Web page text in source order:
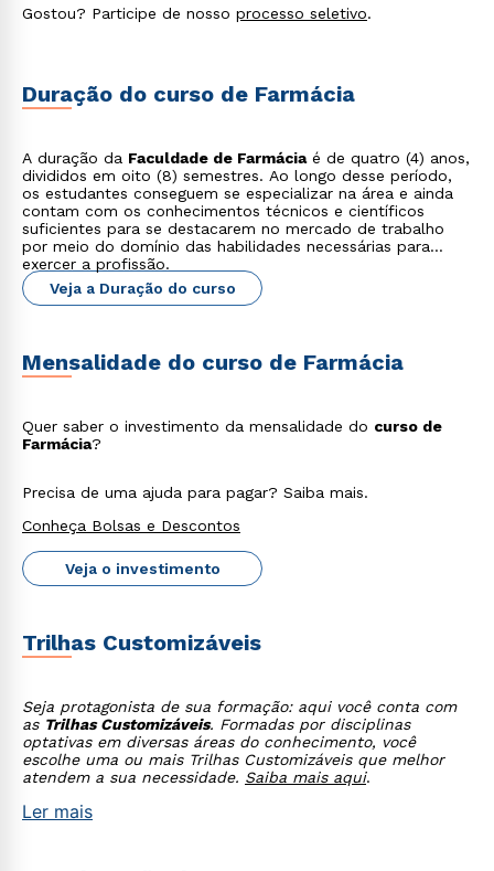
Gostou? Participe de nosso processo seletivo.
Duração do curso de Farmácia
A duração da Faculdade de Farmáciaé de quatro (4) anos,
divididos em oito (8) semestres. Ao longo desse período,
os estudantes conseguem se especializar na área e ainda
contam com os conhecimentos técnicos e científicos
suficientes para se destacarem no mercado de trabalho
por meio do domínio das habilidades necessárias para
exercer a profissão.
Veja a Duração do curso
Mensalidade do curso de Farmácia
Quer saber o investimento da mensalidade do curso de
Farmácia?
Precisa de uma ajuda para pagar? Saiba mais.
Conheça Bolsas e Descontos
Veja o investimento
Trilhas Customizáveis
Seja protagonista de sua formação: aqui você conta com
as Trilhas Customizáveis. Formadas por disciplinas
optativas em diversas áreas do conhecimento, você
escolhe uma ou mais Trilhas Customizáveis que melhor
atendem a sua necessidade. Saiba mais aqui.
Ler mais
Rápido e fácil
WhatsApp
ou
Estou de acordo com aPolítica de Privacidade.e